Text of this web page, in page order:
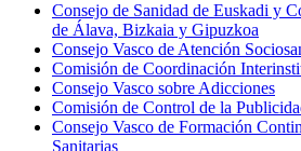
Consejo de Sanidad de Euskadi y
de Álava, Bizkaia y Gipuzkoa
Consejo Vasco de Atención
Comisión de Coordinación
Consejo Vasco sobre Adicciones
Comisión de Control de la
Consejo Vasco de Formación
Sanitarias